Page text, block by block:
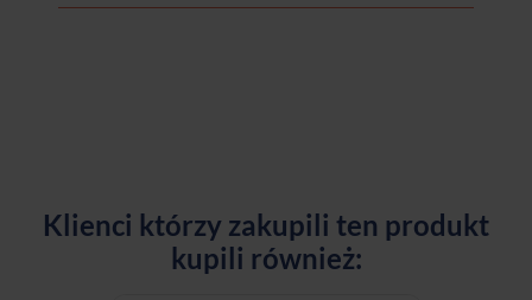
Klienci którzy zakupili ten produkt
kupili również: